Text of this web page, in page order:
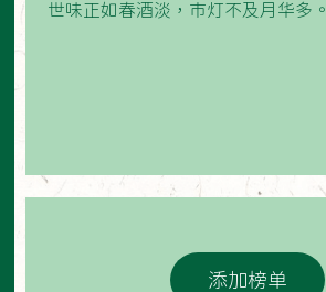
世味正如春酒淡，市灯不及月华多。
添加榜单